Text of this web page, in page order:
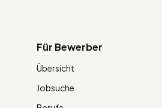
Für Bewerber
Übersicht
Jobsuche